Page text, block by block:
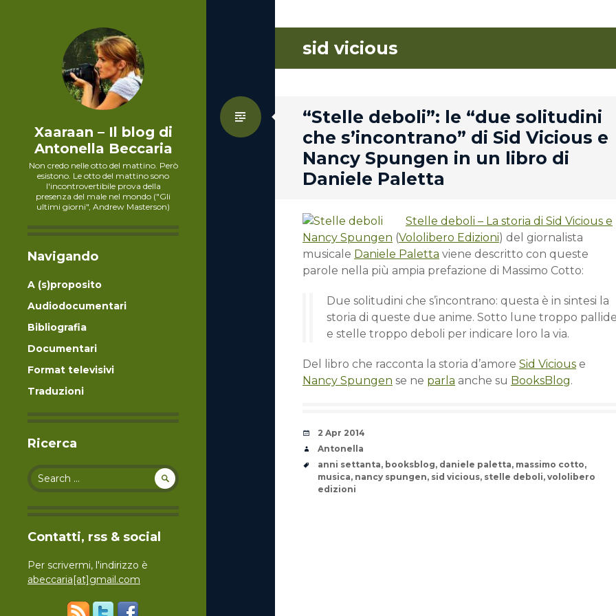
Xaaraan – Il blog di
Antonella Beccaria
Non credo nelle otto del mattino. Però
esistono. Le otto del mattino sono
l'incontrovertibile prova della
presenza del male nel mondo ("Gli
ultimi giorni", Andrew Masterson)
Navigando
A (s)proposito
Audiodocumentari
Bibliografia
Documentari
Format televisivi
Traduzioni
Ricerca
Search for:
Contatti, rss & social
Per scrivermi, l'indirizzo è
abeccaria[at]gmail.com
sid vicious
“Stelle deboli”: le “due solitudini
che s’incontrano” di Sid Vicious e
Nancy Spungen in un libro di
Daniele Paletta
Standard
Stelle deboli – La storia di Sid Vicious e
Nancy Spungen (Vololibero Edizioni) del giornalista
musicale Daniele Paletta viene descritto con queste
parole nella più ampia prefazione di Massimo Cotto:
Due solitudini che s’incontrano: questa è in sintesi la
storia di queste due anime. Sotto lune troppo
e stelle troppo deboli per indicare loro la via.
Del libro che racconta la storia d’amore Sid Vicious e
Nancy Spungen se ne parla anche su BooksBlog.
Date
2 Apr 2014
Author
Antonella
Tags
anni settanta, booksblog, daniele paletta, massimo cotto,
musica, nancy spungen, sid vicious, stelle deboli, vololibero
edizioni